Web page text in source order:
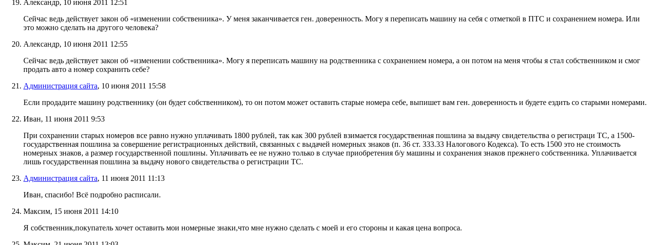
Александр, 10 июня 2011 12:51
Сейчас ведь действует закон об «изменении собствениика». У меня заканчивается ген. доверенность. Могу я переписать машину на себя с отметкой в ПТС и сохранением номера. Или
это можно сделать на другого человека?
Александр, 10 июня 2011 12:55
Сейчас ведь действует закон об «изменении собственника». Могу я переписать машину на родственника с сохранением номера, а он потом на меня чтобы я стал собственником и смог
продать авто а номер сохранить себе?
Администрация сайта, 10 июня 2011 15:58
Если продадите машину родственнику (он будет собственником), то он потом может оставить старые номера себе, выпишет вам ген. доверенность и будете ездить со старыми номерами.
Иван, 11 июня 2011 9:53
При сохранении старых номеров все равно нужно уплачивать 1800 рублей, так как 300 рублей взимается государственная пошлина за выдачу свидетельства о регистраци ТС, а 1500-
государственная пошлина за совершение регистрационных действий, связанных с выдачей номерных знаков (п. 36 ст. 333.33 Налогового Кодекса). То есть 1500 это не стоимость
номерных знаков, а размер государственной пошлины. Уплачивать ее не нужно только в случае приобретения б/у машины и сохранения знаков прежнего собственника. Уплачивается
лишь государственная пошлина за выдачу нового свидетельства о регистрации ТС.
Администрация сайта, 11 июня 2011 11:13
Иван, спасибо! Всё подробно расписали.
Максим, 15 июня 2011 14:10
Я собственник,покупатель хочет оставить мои номерные знаки,что мне нужно сделать с моей и его стороны и какая цена вопроса.